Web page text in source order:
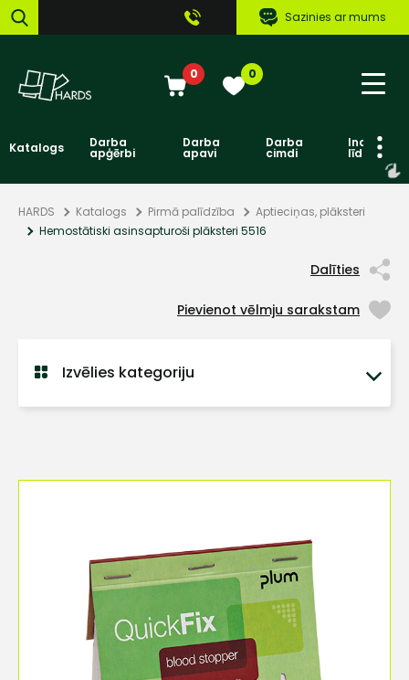
Sazinies ar mums
0 0
Katalogs Darba
apģērbi
Darba
apavi
Darba
cimdi līdzekļi
HARDS Katalogs Pirmā palīdzība
Aptieciņas, plāksteri
Hemostātiski asinsapturoši plāksteri 5516
Dalīties
Pievienot vēlmju sarakstam
Izvēlies kategoriju